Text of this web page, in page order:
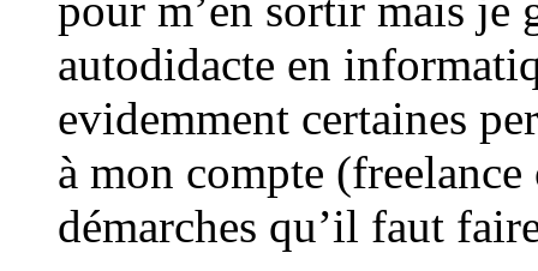
autodidacte en
evidemment certaines
à mon compte
démarches qu’il faut